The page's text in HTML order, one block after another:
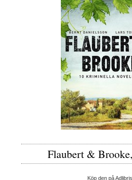
Flaubert &
Köp den på Adlibris